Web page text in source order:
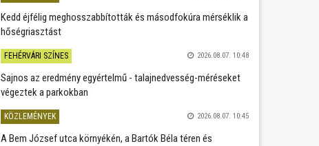
Kedd éjfélig meghosszabbították és másodfokúra mérséklik a
hőségriasztást
FEHÉRVÁRI SZÍNES 2026.08.07. 10:48
Sajnos az eredmény egyértelmű - talajnedvesség-méréseket
végeztek a parkokban
KÖZLEMÉNYEK 2026.08.07. 10:45
A Bem József utca környékén, a Bartók Béla téren és